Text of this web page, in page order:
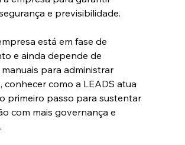
e previsibilidade.
está em fase de
e ainda depende de
para administrar
conhecer como a LEADS atua
primeiro passo para sustentar
com mais governança e